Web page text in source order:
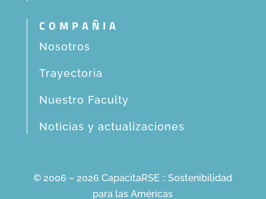
COMPAÑIA
Nosotros
Trayectoria
Nuestro Faculty
Noticias y actualizaciones
© 2006 – 2026 CapacitaRSE :: Sostenibilidad
para las Américas